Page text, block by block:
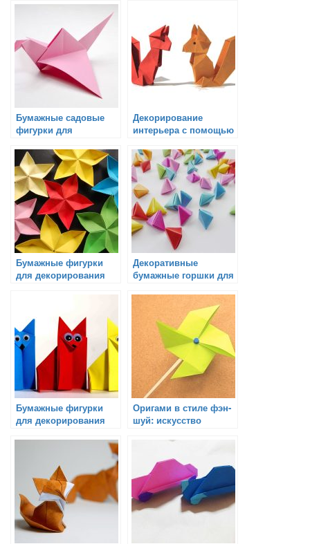
Бумажные садовые
фигурки для
настоящее искусство
оригами
Декорирование
интерьера с помощью
Бумажные фигурки
для декорирования
Декоративные
бумажные горшки для
Бумажные фигурки
для декорирования
Оригами в стиле фэн-
шуй: искусство
преображения